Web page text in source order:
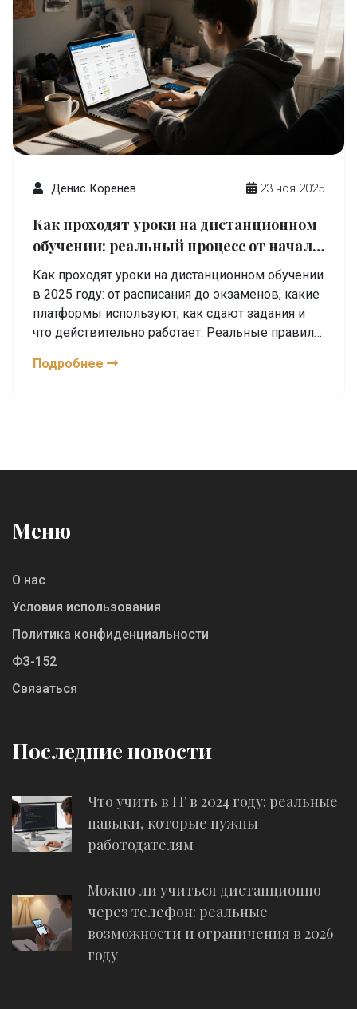
Денис Коренев 23 ноя 2025
Как проходят уроки на дистанционном
обучении: реальный процесс от начала
до конца
Как проходят уроки на дистанционном обучении
в 2025 году: от расписания до экзаменов, какие
платформы используют, как сдают задания и
что действительно работает. Реальные правила,
Подробнее
Меню
О нас
Условия использования
Политика конфиденциальности
ФЗ-152
Связаться
Последние новости
Что учить в IT в 2024 году: реальные
навыки, которые нужны
работодателям
Можно ли учиться дистанционно
через телефон: реальные
возможности и ограничения в 2026
году